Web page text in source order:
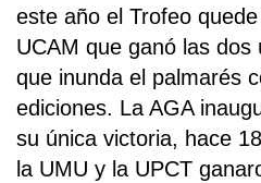
este año el Trofeo
UCAM que ganó las dos
que inunda el palmarés
ediciones. La AGA
su única victoria, hace
la UMU y la UPCT